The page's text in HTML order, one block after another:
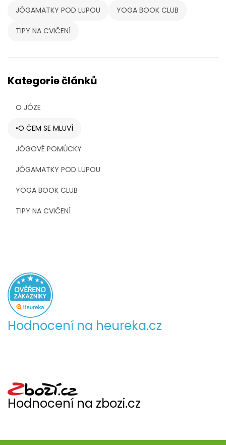
Kategorie článků
O JÓZE
O ČEM SE MLUVÍ
JÓGOVÉ POMŮCKY
JÓGAMATKY POD LUPOU
YOGA BOOK CLUB
TIPY NA CVIČENÍ
JÓGAMATKY POD LUPOU YOGA BOOK CLUB
TIPY NA CVIČENÍ
Hodnocení na heureka.cz
Hodnocení na zbozi.cz